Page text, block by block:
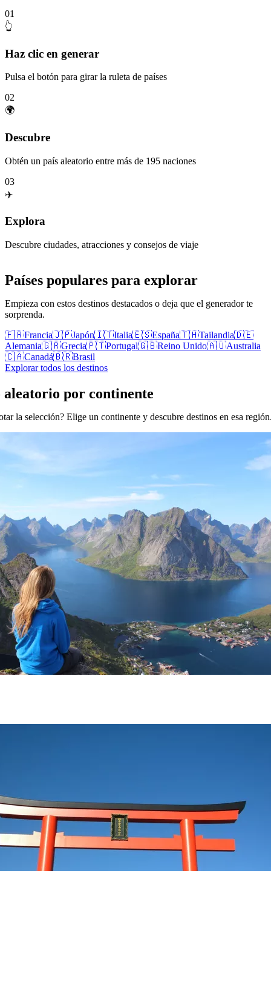
01
👆
Haz clic en generar
Pulsa el botón para girar la ruleta de países
02
🌍
Descubre
Obtén un país aleatorio entre más de 195 naciones
03
✈️
Explora
Descubre ciudades, atracciones y consejos de viaje
Países populares para explorar
Empieza con estos destinos destacados o deja que el generador te
sorprenda.
🇫🇷Francia🇯🇵Japón🇮🇹Italia🇪🇸España🇹🇭Tailandia🇩🇪
Alemania🇬🇷Grecia🇵🇹Portugal🇬🇧Reino Unido🇦🇺Australia
🇨🇦Canadá🇧🇷Brasil
Explorar todos los destinos
aleatorio por continente
la selección? Elige un continente y descubre destinos en esa